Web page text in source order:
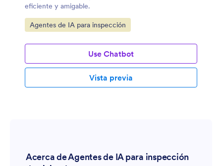
eficiente y amigable.
Ir a Categoría:
Agentes de IA para inspección
Use Chatbot
Vista previa
Acerca de Agentes de IA para inspección